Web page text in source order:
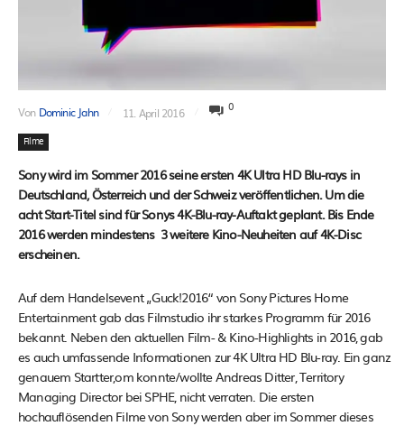
Von Dominic Jahn 11. April 2016 0
Filme
Sony wird im Sommer 2016 seine ersten 4K Ultra HD Blu-rays in
Deutschland, Österreich und der Schweiz veröffentlichen. Um die
acht Start-Titel sind für Sonys 4K-Blu-ray-Auftakt geplant. Bis Ende
2016 werden mindestens 3 weitere Kino-Neuheiten auf 4K-Disc
erscheinen.
Auf dem Handelsevent „Guck!2016“ von Sony Pictures Home
Entertainment gab das Filmstudio ihr starkes Programm für 2016
bekannt. Neben den aktuellen Film- & Kino-Highlights in 2016, gab
es auch umfassende Informationen zur 4K Ultra HD Blu-ray. Ein ganz
genauem Startter,om konnte/wollte Andreas Ditter, Territory
Managing Director bei SPHE, nicht verraten. Die ersten
hochauflösenden Filme von Sony werden aber im Sommer dieses